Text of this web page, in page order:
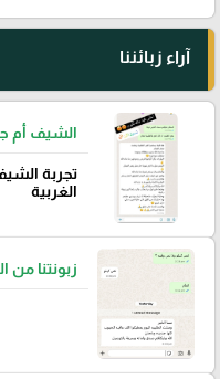
آراء زبائننا
الشيف أم
تجربة
الغربية
زبونتنا من